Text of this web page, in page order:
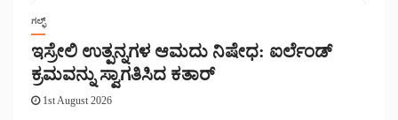
ಗಲ್ಫ್
ಇಸ್ರೇಲಿ ಉತ್ಪನ್ನಗಳ ಆಮದು ನಿಷೇಧ: ಐರ್ಲೆಂಡ್
ಕ್ರಮವನ್ನು ಸ್ವಾಗತಿಸಿದ ಕತಾರ್
1st August 2026